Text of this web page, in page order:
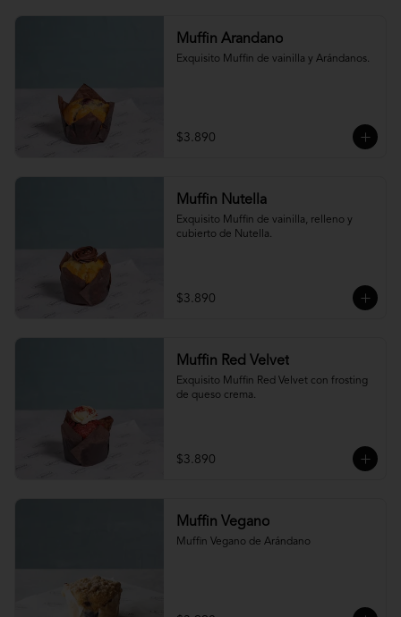
Muffin Arandano
Exquisito Muffin de vainilla y Arándanos.
$3.890
Muffin Nutella
Exquisito Muffin de vainilla, relleno y
cubierto de Nutella.
$3.890
Muffin Red Velvet
Exquisito Muffin Red Velvet con frosting
de queso crema.
$3.890
Muffin Vegano
Muffin Vegano de Arándano